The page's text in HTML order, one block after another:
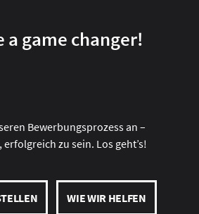
a game changer!
Bewerbungsprozess an –
zu sein. Los geht’s!
WIE WIR HELFEN